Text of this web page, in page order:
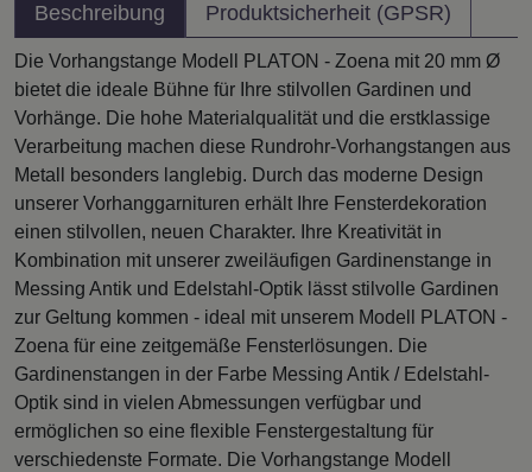
Beschreibung Produktsicherheit (GPSR)
Die Vorhangstange Modell PLATON - Zoena mit 20 mm Ø
bietet die ideale Bühne für Ihre stilvollen Gardinen und
Vorhänge. Die hohe Materialqualität und die erstklassige
Verarbeitung machen diese Rundrohr-Vorhangstangen aus
Metall besonders langlebig. Durch das moderne Design
unserer Vorhanggarnituren erhält Ihre Fensterdekoration
einen stilvollen, neuen Charakter. Ihre Kreativität in
Kombination mit unserer zweiläufigen Gardinenstange in
Messing Antik und Edelstahl-Optik lässt stilvolle Gardinen
zur Geltung kommen - ideal mit unserem Modell PLATON -
Zoena für eine zeitgemäße Fensterlösungen. Die
Gardinenstangen in der Farbe Messing Antik / Edelstahl-
Optik sind in vielen Abmessungen verfügbar und
ermöglichen so eine flexible Fenstergestaltung für
verschiedenste Formate. Die Vorhangstange Modell